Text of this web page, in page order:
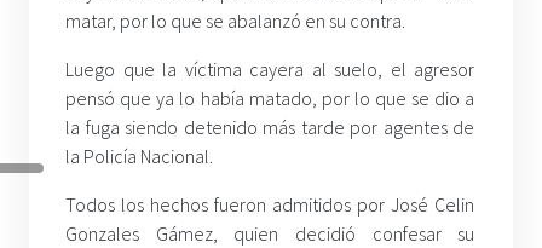
matar, por lo que se abalanzó en su contra.
Luego que la víctima cayera al suelo, el agresor
pensó que ya lo había matado, por lo que se dio a
la fuga siendo detenido más tarde por agentes de
la Policía Nacional.
Todos los hechos fueron admitidos por José Celin
Gonzales Gámez, quien decidió confesar su